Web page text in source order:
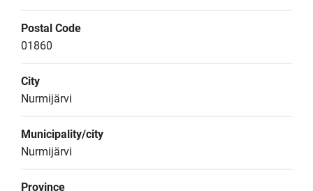
Postal Code
01860
City
Nurmijärvi
Municipality/city
Nurmijärvi
Province